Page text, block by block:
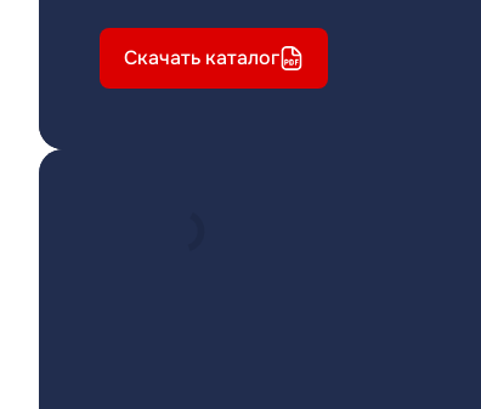
Скачать каталог